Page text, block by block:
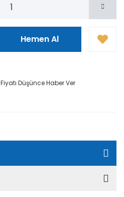
Hemen Al
Fiyatı Düşünce Haber Ver